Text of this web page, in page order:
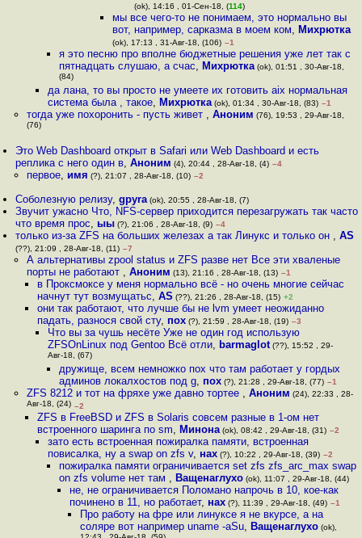
(ok), 14:16 , 01-Сен-18, (114)
мы все чего-то не понимаем, это нормально вы
вот, например, сарказма в моем ком, Михрютка
(ok), 17:13 , 31-Авг-18, (106) –1
я это песню про вполне бюджетные решения уже лет так с
пятнадцать слушаю, а счас, Михрютка(ok), 01:51 , 30-Авг-18,
(84)
да лана, то вы просто не умеете их готовить aix нормальная
система была , такое, Михрютка (ok), 01:34 , 30-Авг-18, (83) –1
тогда уже похоронить - пусть живет , Аноним (76), 19:53 , 29-Авг-18,
(76)
Это Web Dashboard открыт в Safari или Web Dashboard и есть
реплика с него один в,Аноним (4), 20:44 , 28-Авг-18, (4) –4
первое, имя (?), 21:07 , 28-Авг-18, (10) –2
Соболезную релизу,gpyra (ok), 20:55 , 28-Авг-18, (7)
Звучит ужасно Что, NFS-сервер приходится перезагружать так часто
что время прос, ыы (?), 21:06 , 28-Авг-18, (9) –4
только из-за ZFS на больших железах а так Линукс и только он ,AS
(??), 21:09 , 28-Авг-18, (11) –7
А альтернативы zpool status и ZFS разве нет Все эти хваленые
порты не работают , Аноним (13), 21:16 , 28-Авг-18, (13) –1
в Проксмоксе у меня нормально всё - но очень многие сейчас
начнут тут возмущатьс, AS (??), 21:26 , 28-Авг-18, (15) +2
они так работают, что лучше бы не lvm умеет неожиданно
падать, разнося свой сту, пох(?), 21:59 , 28-Авг-18, (19) –3
Что вы за чушь несёте Уже не один год использую
ZFSOnLinux под Gentoo Всё отли, barmaglot (??), 15:52 , 29-
Авг-18, (67)
дружище, всем немножко пох что там работает у гордых
админов локалхостов под g, пох(?), 21:28 , 29-Авг-18, (77) –1
ZFS 8212 и тот на фряхе уже давно тортее , Аноним (24), 22:33 , 28-
Авг-18, (24) –2
ZFS в FreeBSD и ZFS в Solaris совсем разные в 1-ом нет
встроенного шаринга по sm, Минона(ok), 08:42 , 29-Авг-18, (31) –2
зато есть встроенная пожиралка памяти, встроенная
повисалка, ну а swap on zfs v, нах (?), 10:22 , 29-Авг-18, (39) –2
пожиралка памяти ограничивается set zfs zfs_arc_max swap
on zfs volume нет там , Ващенаглухо(ok), 11:07 , 29-Авг-18, (44)
не, не ограничивается Поломано напрочь в 10, кое-как
починено в 11, но работает, нах(?), 11:39 , 29-Авг-18, (49) –1
Про работу на фре или линуксе я не вкурсе, а на
соляре вот например uname -aSu, Ващенаглухо (ok),